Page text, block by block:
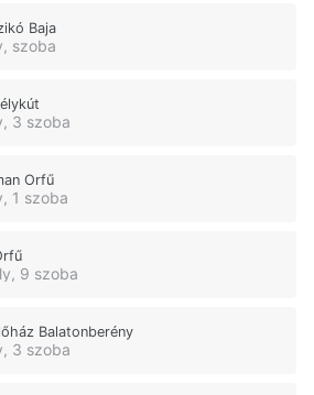
Baja
szoba
3 szoba
Orfű
1 szoba
9 szoba
Balatonberény
3 szoba